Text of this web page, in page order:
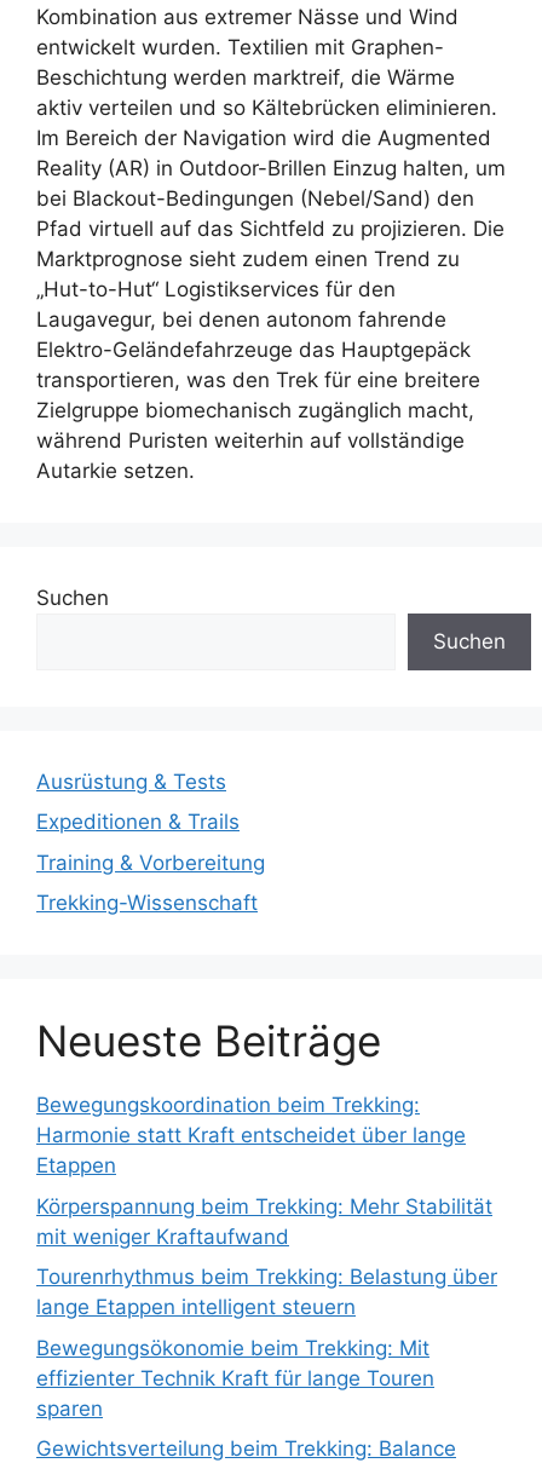
Kombination aus extremer Nässe und Wind
entwickelt wurden. Textilien mit Graphen-
Beschichtung werden marktreif, die Wärme
aktiv verteilen und so Kältebrücken eliminieren.
Im Bereich der Navigation wird die Augmented
Reality (AR) in Outdoor-Brillen Einzug halten, um
bei Blackout-Bedingungen (Nebel/Sand) den
Pfad virtuell auf das Sichtfeld zu projizieren. Die
Marktprognose sieht zudem einen Trend zu
„Hut-to-Hut“ Logistikservices für den
Laugavegur, bei denen autonom fahrende
Elektro-Geländefahrzeuge das Hauptgepäck
transportieren, was den Trek für eine breitere
Zielgruppe biomechanisch zugänglich macht,
während Puristen weiterhin auf vollständige
Autarkie setzen.
Suchen
Suchen
Ausrüstung & Tests
Expeditionen & Trails
Training & Vorbereitung
Trekking-Wissenschaft
Neueste Beiträge
Bewegungskoordination beim Trekking:
Harmonie statt Kraft entscheidet über lange
Etappen
Körperspannung beim Trekking: Mehr Stabilität
mit weniger Kraftaufwand
Tourenrhythmus beim Trekking: Belastung über
lange Etappen intelligent steuern
Bewegungsökonomie beim Trekking: Mit
effizienter Technik Kraft für lange Touren
sparen
Gewichtsverteilung beim Trekking: Balance